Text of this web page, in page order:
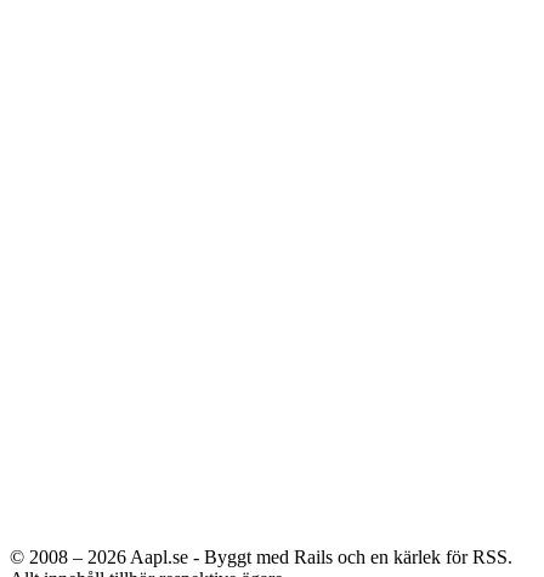
© 2008 – 2026 Aapl.se - Byggt med Rails och en kärlek för RSS.